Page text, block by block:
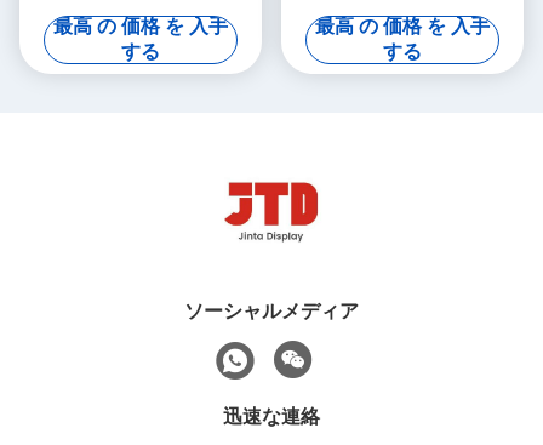
ンレス鋼の棚表示する
最高 の 価格 を 入手
する
イヤー棚付けを表示する
最高 の 価格 を 入手
する
ソーシャルメディア
迅速な連絡